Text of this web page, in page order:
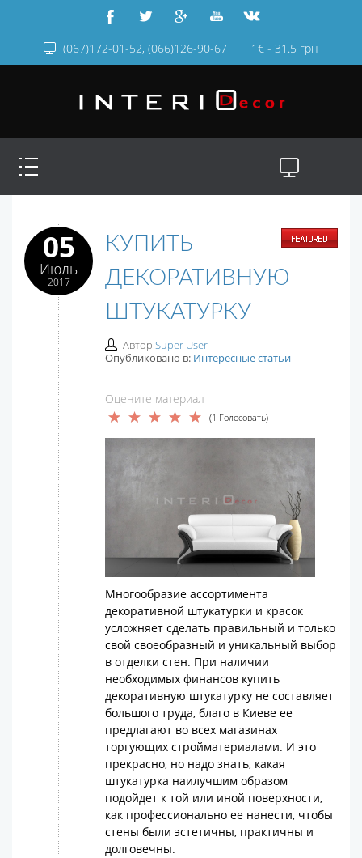
(067)172-01-52, (066)126-90-67 1€ - 31.5 грн
05
Июль
2017
КУПИТЬ
ДЕКОРАТИВНУЮ
ШТУКАТУРКУ
Автор Super User
Опубликовано в: Интересные статьи
Оцените материал
(1 Голосовать)
Многообразие ассортимента
декоративной штукатурки и красок
усложняет сделать правильный и только
свой своеобразный и уникальный выбор
в отделки стен. При наличии
необходимых финансов купить
декоративную штукатурку не составляет
большого труда, благо в Киеве ее
предлагают во всех магазинах
торгующих стройматериалами. И это
прекрасно, но надо знать, какая
штукатурка наилучшим образом
подойдет к той или иной поверхности,
как профессионально ее нанести, чтобы
стены были эстетичны, практичны и
долговечны.